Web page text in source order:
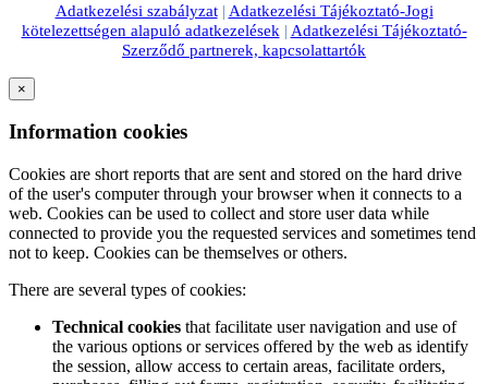
Adatkezelési szabályzat| Adatkezelési Tájékoztató-Jogi
kötelezettségen alapuló adatkezelések | Adatkezelési Tájékoztató-
Szerződő partnerek, kapcsolattartók
×
Information cookies
Cookies are short reports that are sent and stored on the hard drive
of the user's computer through your browser when it connects to a
web. Cookies can be used to collect and store user data while
connected to provide you the requested services and sometimes tend
not to keep. Cookies can be themselves or others.
There are several types of cookies:
Technical cookies that facilitate user navigation and use of
the various options or services offered by the web as identify
the session, allow access to certain areas, facilitate orders,